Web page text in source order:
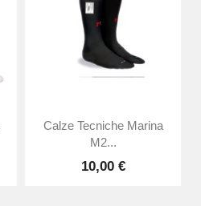
Calze Tecniche Marina
M2...
10,00 €